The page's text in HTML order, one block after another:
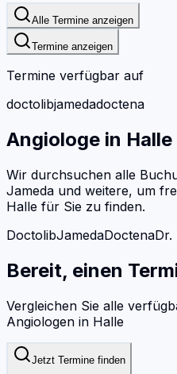
Alle Termine anzeigen
Termine anzeigen
Termine verfügbar auf
doctolibjamedadoctena
Angiologe in Halle
Wir durchsuchen alle
Jameda und weitere, um
Halle für Sie zu finden.
DoctolibJamedaDoctenaDr.
Bereit, einen
Vergleichen Sie alle
Angiologen in Halle
Jetzt Termine finden